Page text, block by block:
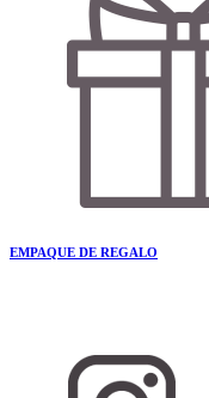
EMPAQUE DE REGALO